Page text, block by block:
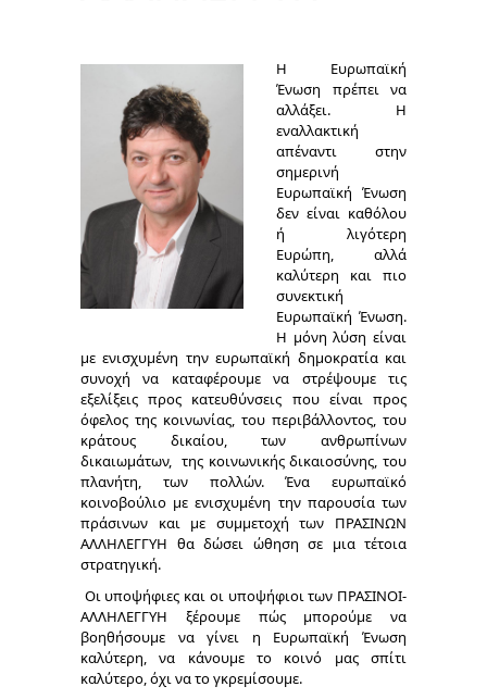
Η Ευρωπαϊκή
Ένωση πρέπει να
αλλάξει. Η
εναλλακτική
απέναντι στην
σημερινή
Ευρωπαϊκή Ένωση
δεν είναι καθόλου
ή λιγότερη
Ευρώπη, αλλά
καλύτερη και πιο
συνεκτική
Ευρωπαϊκή Ένωση.
Η μόνη λύση είναι
με ενισχυμένη την ευρωπαϊκή δημοκρατία και
συνοχή να καταφέρουμε να στρέψουμε τις
εξελίξεις προς κατευθύνσεις που είναι προς
όφελος της κοινωνίας, του περιβάλλοντος, του
κράτους δικαίου, των ανθρωπίνων
δικαιωμάτων, της κοινωνικής δικαιοσύνης, του
πλανήτη, των πολλών. Ένα ευρωπαϊκό
κοινοβούλιο με ενισχυμένη την παρουσία των
πράσινων και με συμμετοχή των ΠΡΑΣΙΝΩΝ
ΑΛΛΗΛΕΓΓΥΗ θα δώσει ώθηση σε μια τέτοια
στρατηγική.
Οι υποψήφιες και οι υποψήφιοι των ΠΡΑΣΙΝΟΙ-
ΑΛΛΗΛΕΓΓΥΗ ξέρουμε πώς μπορούμε να
βοηθήσουμε να γίνει η Ευρωπαϊκή Ένωση
καλύτερη, να κάνουμε το κοινό μας σπίτι
καλύτερο, όχι να το γκρεμίσουμε.